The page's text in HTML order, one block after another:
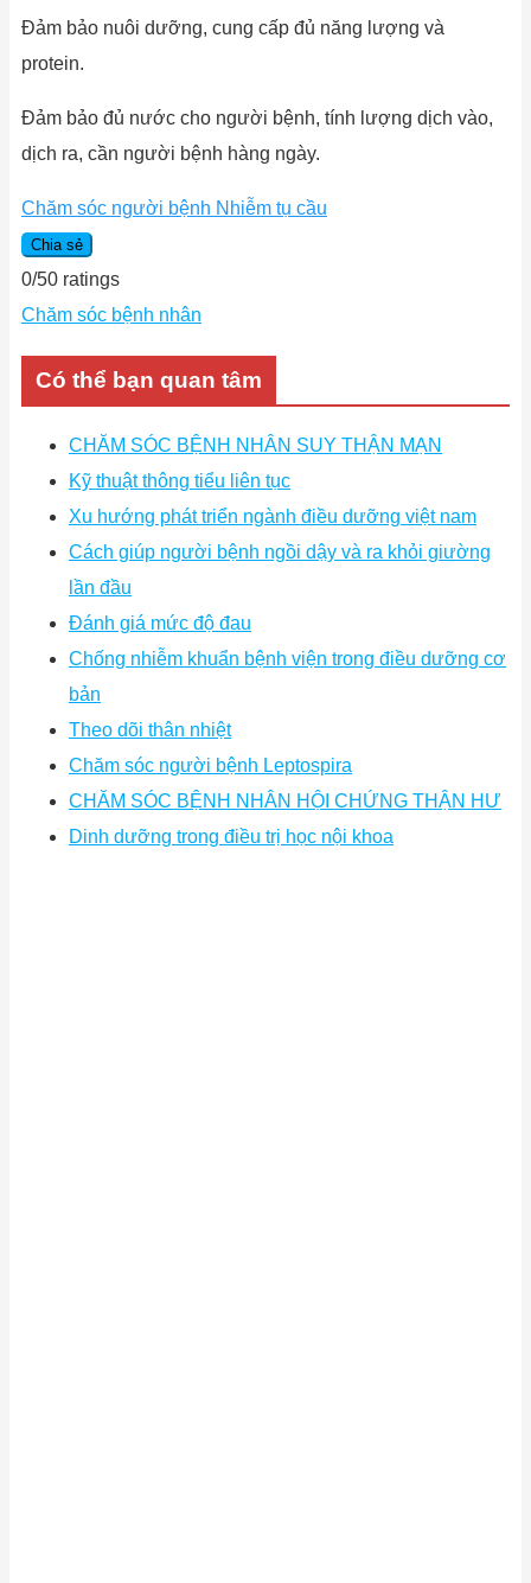
Đảm bảo nuôi dưỡng, cung cấp đủ năng lượng và
protein.
Đảm bảo đủ nước cho người bệnh, tính lượng dịch vào,
dịch ra, cần người bệnh hàng ngày.
Chăm sóc người bệnh Nhiễm tụ cầu
Chia sẻ
0/50 ratings
Chăm sóc bệnh nhân
Có thể bạn quan tâm
CHĂM SÓC BỆNH NHÂN SUY THẬN MẠN
Kỹ thuật thông tiểu liên tục
Xu hướng phát triển ngành điều dưỡng việt nam
Cách giúp người bệnh ngồi dậy và ra khỏi giường
lần đầu
Đánh giá mức độ đau
Chống nhiễm khuẩn bệnh viện trong điều dưỡng cơ
bản
Theo dõi thân nhiệt
Chăm sóc người bệnh Leptospira
CHĂM SÓC BỆNH NHÂN HỘI CHỨNG THẬN HƯ
Dinh dưỡng trong điều trị học nội khoa